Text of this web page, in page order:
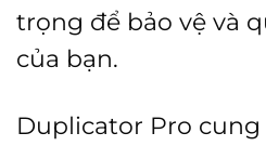
trọng để bảo vệ và
của bạn.
Duplicator Pro